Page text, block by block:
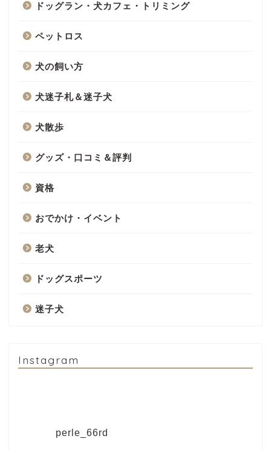
ドッグラン・犬カフェ・トリミング
ペットロス
犬の飼い方
犬迷子札＆迷子犬
犬散歩
グッズ・口コミ＆評判
資格
おでかけ・イベント
老犬
ドッグスポーツ
迷子犬
Instagram
perle_66rd